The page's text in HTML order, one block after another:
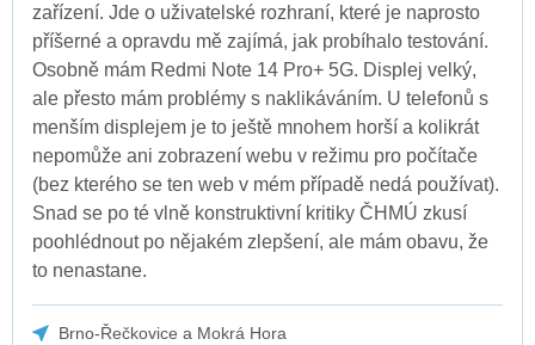
zařízení. Jde o uživatelské rozhraní, které je naprosto
příšerné a opravdu mě zajímá, jak probíhalo testování.
Osobně mám Redmi Note 14 Pro+ 5G. Displej velký,
ale přesto mám problémy s naklikáváním. U telefonů s
menším displejem je to ještě mnohem horší a kolikrát
nepomůže ani zobrazení webu v režimu pro počítače
(bez kterého se ten web v mém případě nedá používat).
Snad se po té vlně konstruktivní kritiky ČHMÚ zkusí
poohlédnout po nějakém zlepšení, ale mám obavu, že
to nenastane.
Brno-Řečkovice a Mokrá Hora